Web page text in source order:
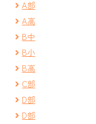
A部
A高
B中
B小
B高
C部
D部
D部